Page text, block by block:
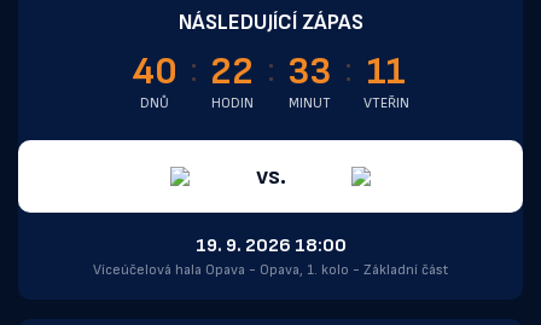
NÁSLEDUJÍCÍ ZÁPAS
40
DNŮ
22
HODIN
33
MINUT
11
VTEŘIN
vs.
19. 9. 2026 18:00
Víceúčelová hala Opava - Opava, 1. kolo - Základní část